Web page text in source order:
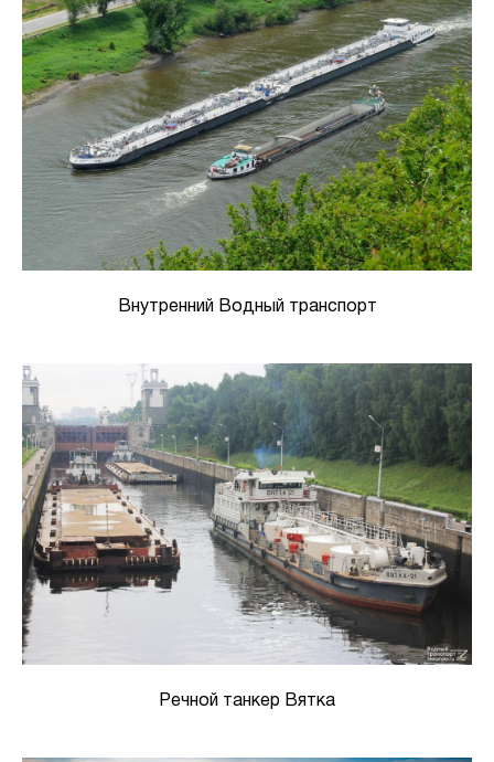
Внутренний Водный транспорт
Речной танкер Вятка